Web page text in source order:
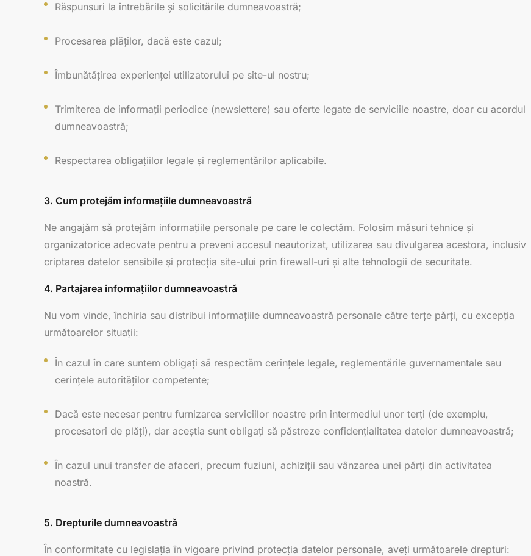
Răspunsuri la întrebările și solicitările dumneavoastră;
Procesarea plăților, dacă este cazul;
Îmbunătățirea experienței utilizatorului pe site-ul nostru;
Trimiterea de informații periodice (newslettere) sau oferte legate de serviciile noastre, doar cu acordul
dumneavoastră;
Respectarea obligațiilor legale și reglementărilor aplicabile.
3. Cum protejăm informațiile dumneavoastră
Ne angajăm să protejăm informațiile personale pe care le colectăm. Folosim măsuri tehnice și
organizatorice adecvate pentru a preveni accesul neautorizat, utilizarea sau divulgarea acestora, inclusiv
criptarea datelor sensibile și protecția site-ului prin firewall-uri și alte tehnologii de securitate.
4. Partajarea informațiilor dumneavoastră
Nu vom vinde, închiria sau distribui informațiile dumneavoastră personale către terțe părți, cu excepția
următoarelor situații:
În cazul în care suntem obligați să respectăm cerințele legale, reglementările guvernamentale sau
cerințele autorităților competente;
Dacă este necesar pentru furnizarea serviciilor noastre prin intermediul unor terți (de exemplu,
procesatori de plăți), dar aceștia sunt obligați să păstreze confidențialitatea datelor dumneavoastră;
În cazul unui transfer de afaceri, precum fuziuni, achiziții sau vânzarea unei părți din activitatea
noastră.
5. Drepturile dumneavoastră
În conformitate cu legislația în vigoare privind protecția datelor personale, aveți următoarele drepturi: